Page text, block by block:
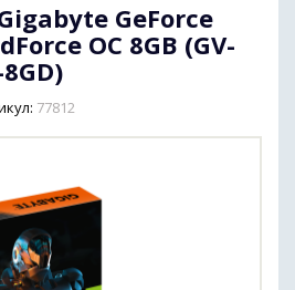
GeForce
OC 8GB (GV-
77812